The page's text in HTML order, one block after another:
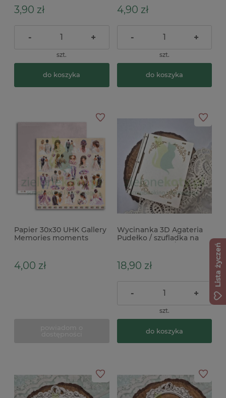
3,90 zł
- +
szt.
do koszyka
4,90 zł
- +
szt.
do koszyka
Papier 30x30 UHK Gallery
Memories moments
4,00 zł
Wycinanka 3D Agateria
Pudełko / szufladka na
18,90 zł
- +
szt.
do koszyka
Lista życzeń